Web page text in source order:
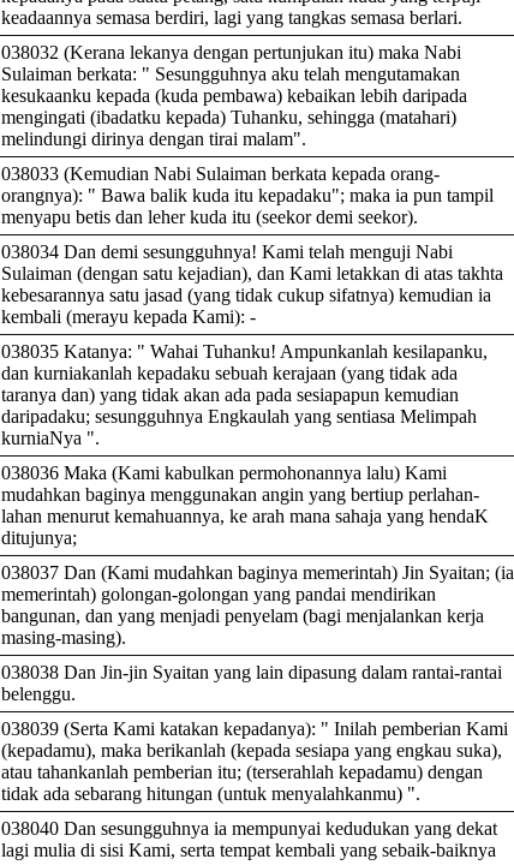
keadaannya semasa berdiri, lagi yang tangkas semasa berlari.
038032 (Kerana lekanya dengan pertunjukan itu) maka Nabi
Sulaiman berkata: " Sesungguhnya aku telah mengutamakan
kesukaanku kepada (kuda pembawa) kebaikan lebih daripada
mengingati (ibadatku kepada) Tuhanku, sehingga (matahari)
melindungi dirinya dengan tirai malam".
038033 (Kemudian Nabi Sulaiman berkata kepada orang-
orangnya): " Bawa balik kuda itu kepadaku"; maka ia pun tampil
menyapu betis dan leher kuda itu (seekor demi seekor).
038034 Dan demi sesungguhnya! Kami telah menguji Nabi
Sulaiman (dengan satu kejadian), dan Kami letakkan di atas takhta
kebesarannya satu jasad (yang tidak cukup sifatnya) kemudian ia
kembali (merayu kepada Kami): -
038035 Katanya: " Wahai Tuhanku! Ampunkanlah kesilapanku,
dan kurniakanlah kepadaku sebuah kerajaan (yang tidak ada
taranya dan) yang tidak akan ada pada sesiapapun kemudian
daripadaku; sesungguhnya Engkaulah yang sentiasa Melimpah
kurniaNya ".
038036 Maka (Kami kabulkan permohonannya lalu) Kami
mudahkan baginya menggunakan angin yang bertiup perlahan-
lahan menurut kemahuannya, ke arah mana sahaja yang hendaK
ditujunya;
038037 Dan (Kami mudahkan baginya memerintah) Jin Syaitan; (ia
memerintah) golongan-golongan yang pandai mendirikan
bangunan, dan yang menjadi penyelam (bagi menjalankan kerja
masing-masing).
038038 Dan Jin-jin Syaitan yang lain dipasung dalam rantai-rantai
belenggu.
038039 (Serta Kami katakan kepadanya): " Inilah pemberian Kami
(kepadamu), maka berikanlah (kepada sesiapa yang engkau suka),
atau tahankanlah pemberian itu; (terserahlah kepadamu) dengan
tidak ada sebarang hitungan (untuk menyalahkanmu) ".
038040 Dan sesungguhnya ia mempunyai kedudukan yang dekat
lagi mulia di sisi Kami, serta tempat kembali yang sebaik-baiknya